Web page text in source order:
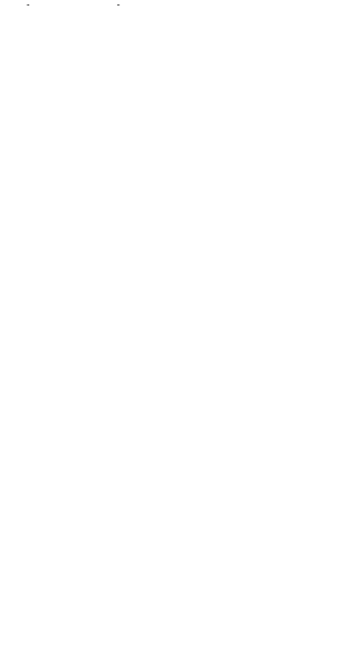
úteis e ecológicas, brindes